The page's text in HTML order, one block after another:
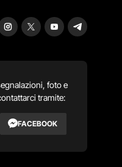
foto e
tramite:
FACEBOOK